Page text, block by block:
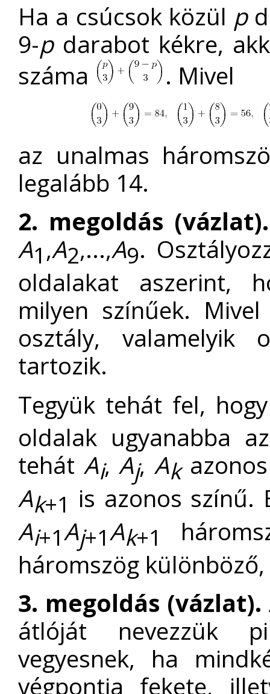
Ha a csúcsok közül p
9-pdarabot kékre,
száma
. Mivel
az unalmas
legalább 14.
2. megoldás (vázlat).
A1 ,A2,...,A9.
oldalakat aszerint,
milyen színűek.
osztály, valamelyik
tartozik.
Tegyük tehát fel,
oldalak ugyanabba
tehát Ai,Aj,Ak
Ak+1 is azonos
Ai+1Aj+1Ak+1
háromszög
3. megoldás (vázlat).
átlóját nevezzük
vegyesnek, ha
végpontja fekete,